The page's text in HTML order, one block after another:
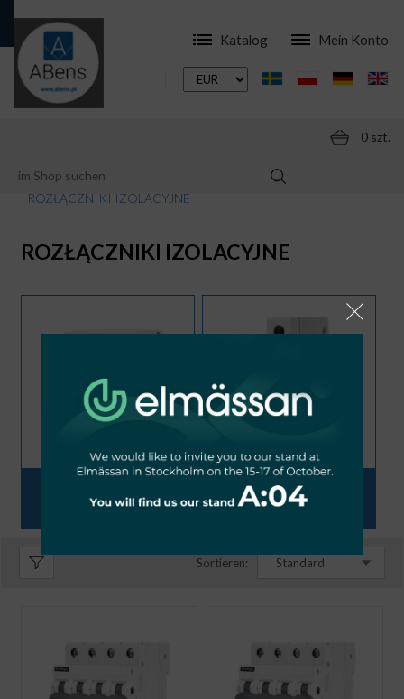
Katalog Mein Konto
0 szt.
ONLINESHOP
MODULARE SCHALTGERÄTE
ROZŁĄCZNIKI IZOLACYJNE
ROZŁĄCZNIKI IZOLACYJNE
SR8
Sortieren: Standard